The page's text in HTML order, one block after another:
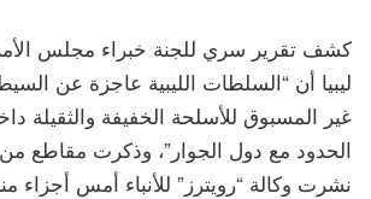
كشف تقرير سري للجنة خبراء مجلس
ليبيا أن “السلطات الليبية عاجزة عن
غير المسبوق للأسلحة الخفيفة والثقيلة
الحدود مع دول الجوار”، وذكرت مقاطع من
نشرت وكالة “رويترز” للأنباء أمس أجزاء